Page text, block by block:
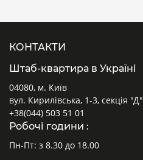
КОНТАКТИ
Штаб-квартира в Україні
04080, м. Київ
вул. Кирилівська, 1-3, секція "Д"
+38(044) 503 51 01
Робочі години :
Пн-Пт: з 8.30 до 18.00